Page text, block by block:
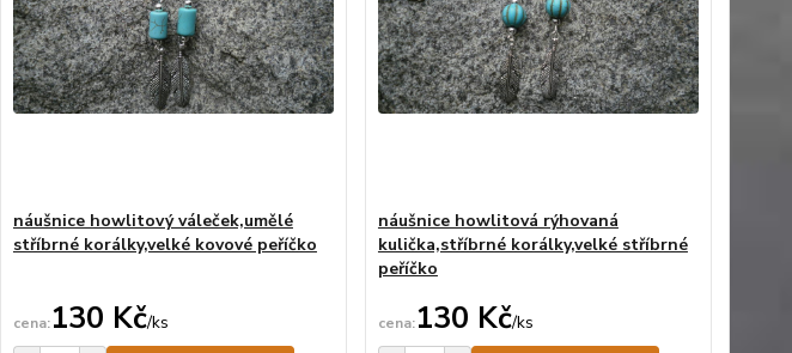
náušnice howlitový váleček,umělé
stříbrné korálky,velké kovové peříčko
130 Kč/ks
náušnice howlitová rýhovaná
kulička,stříbrné korálky,velké stříbrné
peříčko
130 Kč/ks